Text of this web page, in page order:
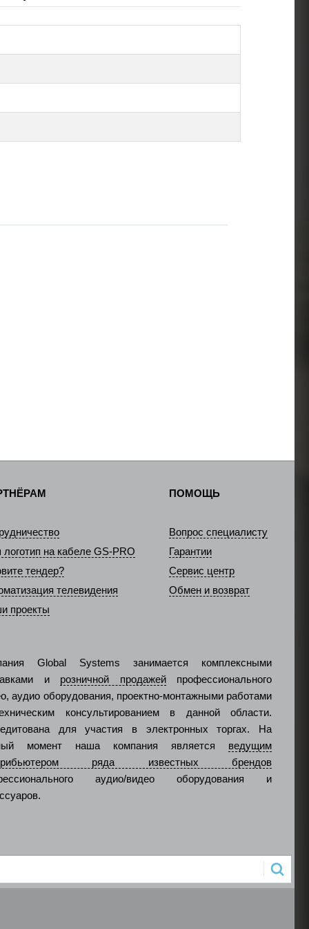
на кабеле GS-PRO
тендер?
телевидения
проекты
ПОМОЩЬ
Вопрос специалисту
Гарантии
Сервис центр
Обмен и возврат
Global Systems занимается комплексными
и розничной продажейпрофессионального
аудио оборудования, проектно-монтажными работами
консультированием в данной области.
для участия в электронных торгах. На
момент наша компания является ведущим
ряда известных брендов
аудио/видео оборудования и